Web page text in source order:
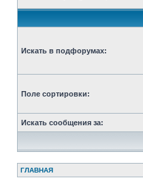
Искать в подфорумах:
Поле сортировки:
Искать сообщения за:
ГЛАВНАЯ